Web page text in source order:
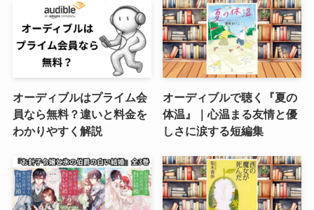
オーディブルはプライム会
員なら無料？違いと料金を
わかりやすく解説
オーディブルで聴く『夏の
体温』｜心温まる友情と優
しさに涙する短編集